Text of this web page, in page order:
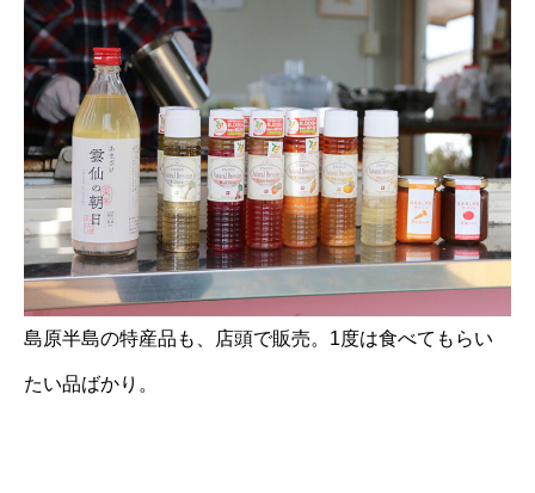
島原半島の特産品も、店頭で販売。1度は食べてもらい
たい品ばかり。